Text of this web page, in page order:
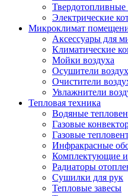
Твердотопливные
Электрические
Микроклимат
Аксессуары для
Климатические
Мойки воздуха
Осушители
Очистители
Увлажнители
Тепловая техника
Водяные
Газовые
Газовые
Инфракрасные
Комплектующие и
Радиаторы
Сушилки для рук
Тепловые завесы